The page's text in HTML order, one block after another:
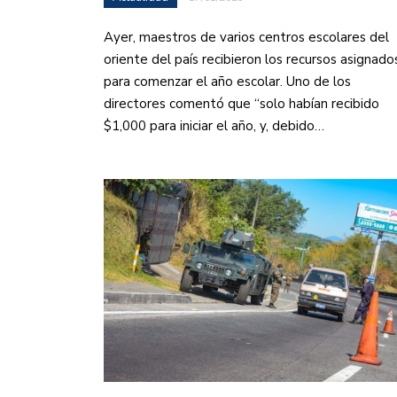
Ayer, maestros de varios centros escolares del
oriente del país recibieron los recursos
para comenzar el año escolar. Uno de los
directores comentó que “solo habían recibido
$1,000 para iniciar el año, y, debido…